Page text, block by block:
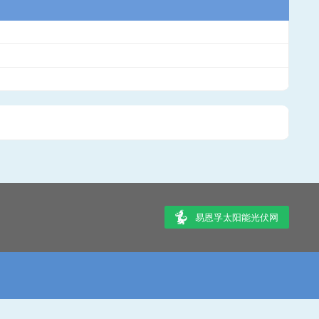
易恩孚太阳能光伏网